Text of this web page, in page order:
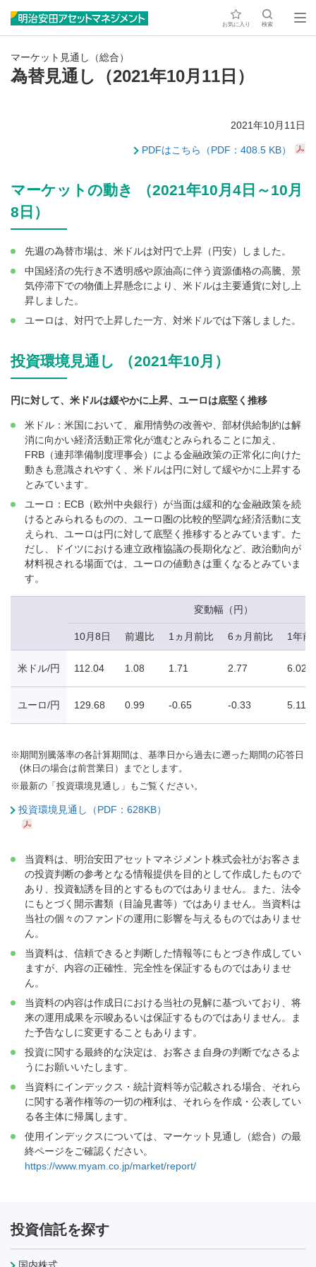
お気に入り 検索
マーケット見通し（総合）
為替見通し（2021年10月11日）
2021年10月11日
PDFはこちら（PDF：408.5 KB）
マーケットの動き （2021年10月4日～10月
8日）
先週の為替市場は、米ドルは対円で上昇（円安）しました。
中国経済の先行き不透明感や原油高に伴う資源価格の高騰、景
気停滞下での物価上昇懸念により、米ドルは主要通貨に対し上
昇しました。
ユーロは、対円で上昇した一方、対米ドルでは下落しました。
投資環境見通し （2021年10月）
円に対して、米ドルは緩やかに上昇、ユーロは底堅く推移
米ドル：米国において、雇用情勢の改善や、部材供給制約は解
消に向かい経済活動正常化が進むとみられることに加え、
FRB（連邦準備制度理事会）による金融政策の正常化に向けた
動きも意識されやすく、米ドルは円に対して緩やかに上昇する
とみています。
ユーロ：ECB（欧州中央銀行）が当面は緩和的な金融政策を続
けるとみられるものの、ユーロ圏の比較的堅調な経済活動に支
えられ、ユーロは円に対して底堅く推移するとみています。た
だし、ドイツにおける連立政権協議の長期化など、政治動向が
材料視される場面では、ユーロの値動きは重くなるとみていま
す。
変動幅（円）
10月8日 前週比 1ヵ月前比 6ヵ月前比 1年前
米ドル/円 112.04 1.08 1.71 2.77 6.02
ユーロ/円 129.68 0.99 -0.65 -0.33 5.11
※期間別騰落率の各計算期間は、基準日から過去に遡った期間の応答日
(休日の場合は前営業日）までとします。
※最新の「投資環境見通し」もご覧ください。
投資環境見通し（PDF：628KB）
当資料は、明治安田アセットマネジメント株式会社がお客さま
の投資判断の参考となる情報提供を目的として作成したもので
あり、投資勧誘を目的とするものではありません。また、法令
にもとづく開示書類（目論見書等）ではありません。当資料は
当社の個々のファンドの運用に影響を与えるものではありませ
ん。
当資料は、信頼できると判断した情報等にもとづき作成してい
ますが、内容の正確性、完全性を保証するものではありませ
ん。
当資料の内容は作成日における当社の見解に基づいており、将
来の運用成果を示唆あるいは保証するものではありません。ま
た予告なしに変更することもあります。
投資に関する最終的な決定は、お客さま自身の判断でなさるよ
うにお願いいたします。
当資料にインデックス・統計資料等が記載される場合、それら
に関する著作権等の一切の権利は、それらを作成・公表してい
る各主体に帰属します。
使用インデックスについては、マーケット見通し（総合）の最
終ページをご確認ください。
https://www.myam.co.jp/market/report/
投資信託を探す
国内株式